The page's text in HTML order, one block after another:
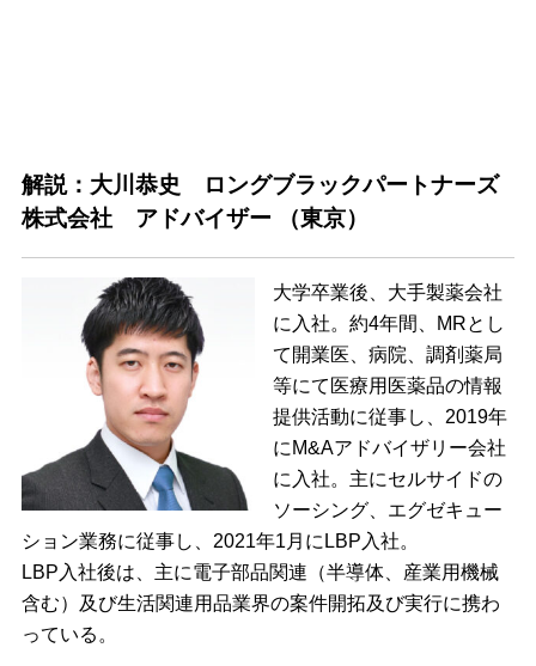
解説：大川恭史 ロングブラックパートナーズ
株式会社 アドバイザー （東京）
大学卒業後、大手製薬会社
に入社。約4年間、MRとし
て開業医、病院、調剤薬局
等にて医療用医薬品の情報
提供活動に従事し、2019年
にM&Aアドバイザリー会社
に入社。主にセルサイドの
ソーシング、エグゼキュー
ション業務に従事し、2021年1月にLBP入社。
LBP入社後は、主に電子部品関連（半導体、産業用機械
含む）及び生活関連用品業界の案件開拓及び実行に携わ
っている。